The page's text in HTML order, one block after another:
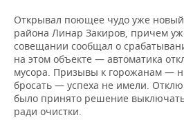
Открывал поющее чудо уже новый
района Линар Закиров, причем
совещании сообщал о
на этом объекте — автоматика
мусора. Призывы к горожанам —
бросать — успеха не имели.
было принято решение
ради очистки.